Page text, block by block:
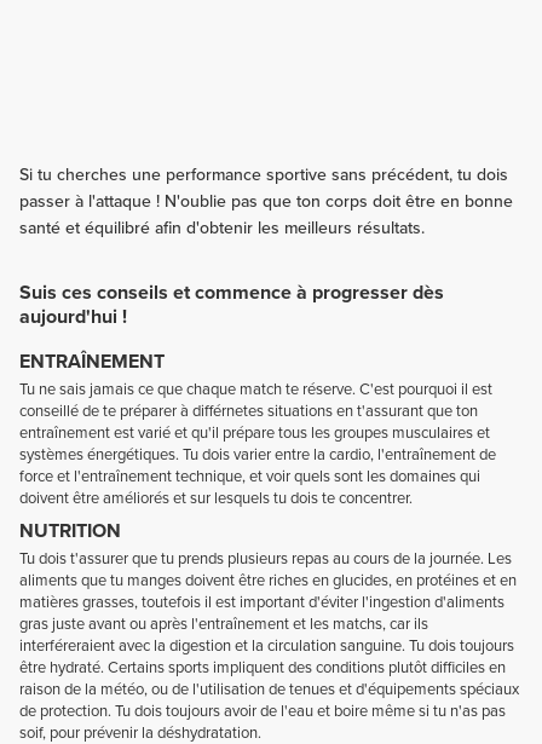
Si tu cherches une performance sportive sans précédent, tu dois
passer à l'attaque ! N'oublie pas que ton corps doit être en bonne
santé et équilibré afin d'obtenir les meilleurs résultats.
Suis ces conseils et commence à progresser dès
aujourd'hui !
ENTRAÎNEMENT
Tu ne sais jamais ce que chaque match te réserve. C'est pourquoi il est
conseillé de te préparer à différnetes situations en t'assurant que ton
entraînement est varié et qu'il prépare tous les groupes musculaires et
systèmes énergétiques. Tu dois varier entre la cardio, l'entraînement de
force et l'entraînement technique, et voir quels sont les domaines qui
doivent être améliorés et sur lesquels tu dois te concentrer.
NUTRITION
Tu dois t'assurer que tu prends plusieurs repas au cours de la journée. Les
aliments que tu manges doivent être riches en glucides, en protéines et en
matières grasses, toutefois il est important d'éviter l'ingestion d'aliments
gras juste avant ou après l'entraînement et les matchs, car ils
interféreraient avec la digestion et la circulation sanguine. Tu dois toujours
être hydraté. Certains sports impliquent des conditions plutôt difficiles en
raison de la météo, ou de l'utilisation de tenues et d'équipements spéciaux
de protection. Tu dois toujours avoir de l'eau et boire même si tu n'as pas
soif, pour prévenir la déshydratation.